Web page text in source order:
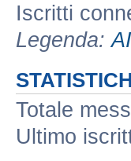
Iscritti
Legenda:
Totale
Ultimo